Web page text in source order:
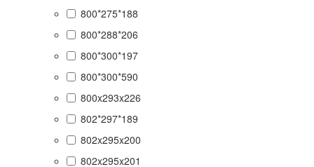
800*275*188
800*288*206
800*300*197
800*300*590
800x293x226
802*297*189
802x295x200
802x295x201